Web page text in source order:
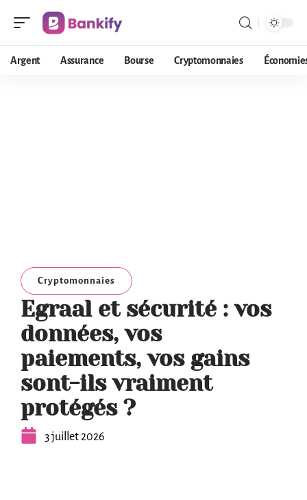
Argent Assurance Bourse Cryptomonnaies
Cryptomonnaies
Egraal et sécurité : vos
données, vos
paiements, vos gains
sont-ils vraiment
protégés ?
3 juillet 2026